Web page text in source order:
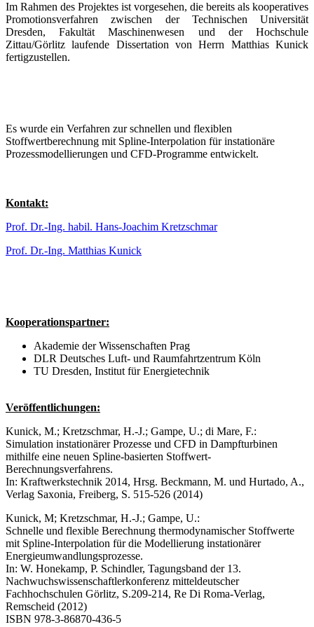
Im Rahmen des Projektes ist vorgesehen, die bereits als kooperatives
Promotionsverfahren zwischen der Technischen Universität
Dresden, Fakultät Maschinenwesen und der Hochschule
Zittau/Görlitz laufende Dissertation von Herrn Matthias Kunick
fertigzustellen.
Es wurde ein Verfahren zur schnellen und flexiblen
Stoffwertberechnung mit Spline-Interpolation für instationäre
Prozessmodellierungen und CFD-Programme entwickelt.
Kontakt:
Prof. Dr.-Ing. habil. Hans-Joachim Kretzschmar
Prof. Dr.-Ing. Matthias Kunick
Kooperationspartner:
Akademie der Wissenschaften Prag
DLR Deutsches Luft- und Raumfahrtzentrum Köln
TU Dresden, Institut für Energietechnik
Veröffentlichungen:
Kunick, M.; Kretzschmar, H.-J.; Gampe, U.; di Mare, F.:
Simulation instationärer Prozesse und CFD in Dampfturbinen
mithilfe eine neuen Spline-basierten Stoffwert-
Berechnungsverfahrens.
In: Kraftwerkstechnik 2014, Hrsg. Beckmann, M. und Hurtado, A.,
Verlag Saxonia, Freiberg, S. 515-526 (2014)
Kunick, M; Kretzschmar, H.-J.; Gampe, U.:
Schnelle und flexible Berechnung thermodynamischer Stoffwerte
mit Spline-Interpolation für die Modellierung instationärer
Energieumwandlungsprozesse.
In: W. Honekamp, P. Schindler, Tagungsband der 13.
Nachwuchswissenschaftlerkonferenz mitteldeutscher
Fachhochschulen Görlitz, S.209-214, Re Di Roma-Verlag,
Remscheid (2012)
ISBN 978-3-86870-436-5